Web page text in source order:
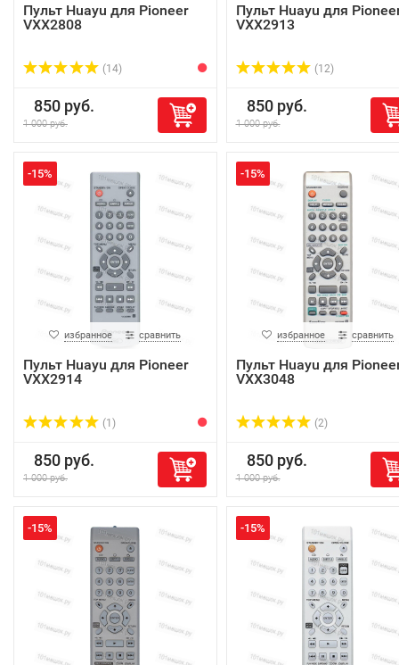
Пульт Huayu для Pioneer
VXX2808
(14)
850 руб.
1 000 руб.
Пульт Huayu для
VXX2913
(12)
850 руб.
1 000 руб.
-15%
избранное сравнить
Пульт Huayu для Pioneer
VXX2914
(1)
850 руб.
1 000 руб.
-15%
избранное сравнить
Пульт Huayu для
VXX3048
(2)
850 руб.
1 000 руб.
-15% -15%